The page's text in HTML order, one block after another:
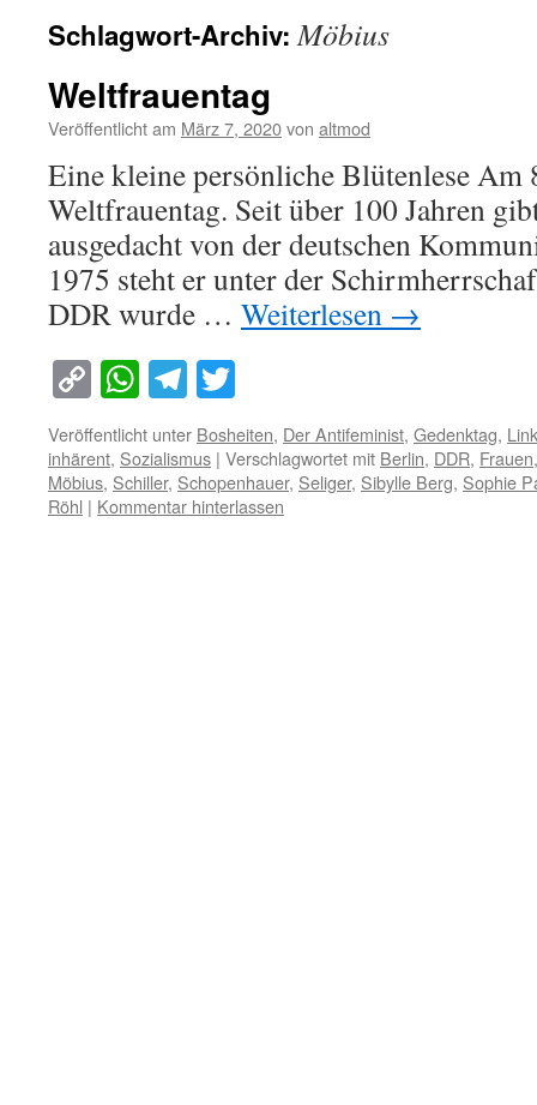
Schlagwort-Archiv:Möbius
Weltfrauentag
Veröffentlicht am März 7, 2020von altmod
Eine kleine persönliche Blütenlese
Weltfrauentag. Seit über 100 Jahren
ausgedacht von der deutschen
1975 steht er unter der
DDR wurde … Weiterlesen →
Copy
Link
WhatsApp
Telegram
Veröffentlicht unter Bosheiten, Der Antifeminist, Gedenktag,
inhärent, Sozialismus | Verschlagwortet mit Berlin, DDR, Frauen
Möbius, Schiller, Schopenhauer, Seliger, Sibylle Berg, Sophie
Röhl | Kommentar hinterlassen